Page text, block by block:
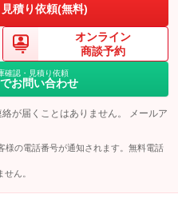
積り依頼(無料)
オンライン
商談予約
確認・見積り依頼
お問い合わせ
が届くことはありません。 メールア
の電話番号が通知されます。無料電話
ん。